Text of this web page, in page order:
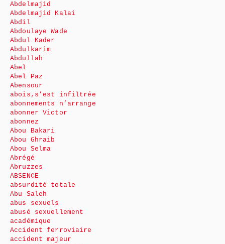
Abdelmajid
Abdelmajid Kalai
Abdil
Abdoulaye Wade
Abdul Kader
Abdulkarim
Abdullah
Abel
Abel Paz
Abensour
abois,s’est infiltrée
abonnements n’arrange
abonner Victor
abonnez
Abou Bakari
Abou Ghraib
Abou Selma
Abrégé
Abruzzes
ABSENCE
absurdité totale
Abu Saleh
abus sexuels
abusé sexuellement
académique
Accident ferroviaire
accident majeur